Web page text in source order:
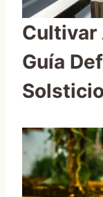
Cultivar
Guía